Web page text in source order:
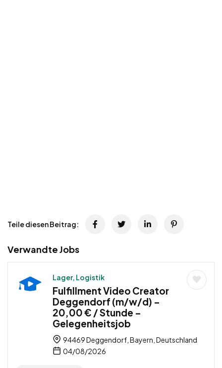
Teile diesen Beitrag:
Verwandte Jobs
Lager, Logistik
Fulfillment Video Creator
Deggendorf (m/w/d) –
20,00 € / Stunde –
Gelegenheitsjob
94469 Deggendorf, Bayern, Deutschland
04/08/2026